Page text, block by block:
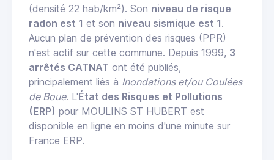
(densité 22 hab/km²). Son niveau de risque
radon est 1 et son niveau sismique est 1.
Aucun plan de prévention des risques (PPR)
n'est actif sur cette commune. Depuis 1999, 3
arrêtés CATNAT ont été publiés,
principalement liés à Inondations et/ou Coulées
de Boue. L'État des Risques et Pollutions
(ERP) pour MOULINS ST HUBERT est
disponible en ligne en moins d'une minute sur
France ERP.